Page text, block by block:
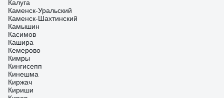
Калуга
Каменск-Уральский
Каменск-Шахтинский
Камышин
Касимов
Кашира
Кемерово
Кимры
Кингисепп
Кинешма
Киржач
Кириши